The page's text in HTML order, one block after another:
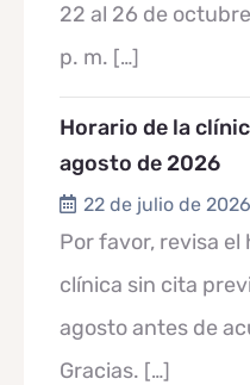
22 al 26 de
p. m. […]
Horario de la
agosto de 2026
22 de julio de 2026
Por favor, revisa
clínica sin cita
agosto antes de
Gracias. […]